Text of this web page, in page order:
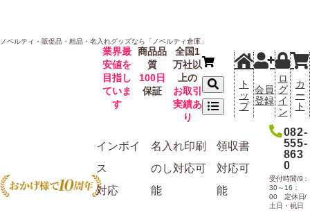
ノベルティ・販促品・粗品・名入れグッズなら「ノベルティ倉庫」
ト
ッ
プ
会員
登録
ロ
グ
イ
ン
カ
ー
ト
業界最
安値を
目指し
ていま
す
商品品
質
100日
保証
全国1
万社以
上の
お取引
実績あ
り
インボイ
ス
対応
名入れ印刷
のし対応可
能
領収書
対応可
能
082-
555-
863
0
受付時間/9：
30～16：
00 定休日/
土日・祝日